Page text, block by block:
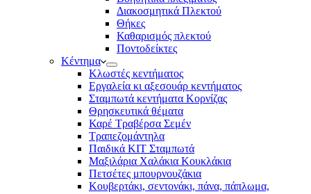
Διακοσμητικά Πλεκτού
Θήκες
Καθαρισμός πλεκτού
Ποντοδείκτες
Κέντημα
Κλωστές κεντήματος
Eργαλεία κι αξεσουάρ κεντήματος
Σταμπωτά κεντήματα Κορνίζας
Θρησκευτικά θέματα
Καρέ Τραβέρσα Σεμέν
Τραπεζομάντηλα
Παιδικά KIT Σταμπωτά
Μαξιλάρια Χαλάκια Κουκλάκια
Πετσέτες μπουρνουζάκια
Κουβερτάκι, σεντονάκι, πάνα, πάπλωμα,